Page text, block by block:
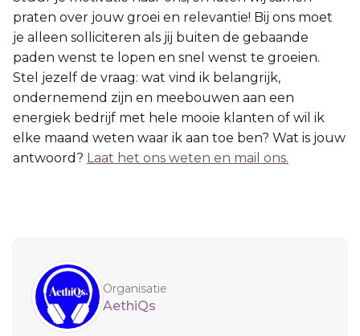
praten over jouw groei en relevantie! Bij ons moet
je alleen solliciteren als jij buiten de gebaande
paden wenst te lopen en snel wenst te groeien.
Stel jezelf de vraag: wat vind ik belangrijk,
ondernemend zijn en meebouwen aan een
energiek bedrijf met hele mooie klanten of wil ik
elke maand weten waar ik aan toe ben? Wat is jouw
antwoord? Laat het ons weten en mail ons.
Organisatie
AethiQs